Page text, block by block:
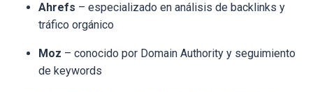
Ahrefs – especializado en análisis de backlinks y
tráfico orgánico
Moz – conocido por Domain Authority y seguimiento
de keywords